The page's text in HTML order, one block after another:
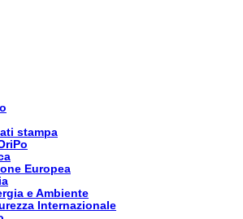
stampa
Europea
e Ambiente
Internazionale